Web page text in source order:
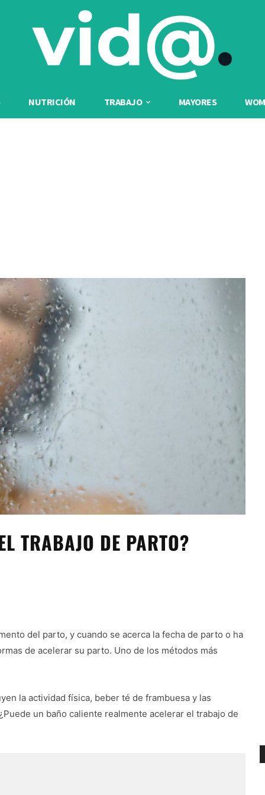
NUTRICIÓN TRABAJO MAYORES
TRABAJO DE PARTO?
del parto, y cuando se acerca la fecha de parto o ha
de acelerar su parto. Uno de los métodos más
la actividad física, beber té de frambuesa y las
un baño caliente realmente acelerar el trabajo de